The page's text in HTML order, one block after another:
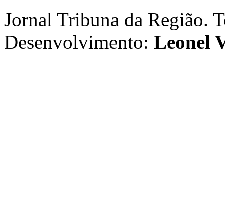
Jornal Tribuna da Região.
Desenvolvimento: Leonel